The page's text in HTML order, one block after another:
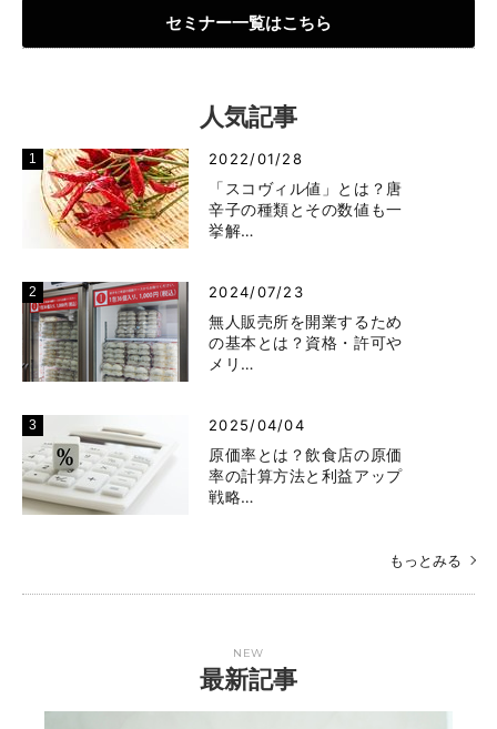
セミナー一覧はこちら
人気記事
2022/01/28
「スコヴィル値」とは？唐
辛子の種類とその数値も一
挙解…
2024/07/23
無人販売所を開業するため
の基本とは？資格・許可や
メリ…
2025/04/04
原価率とは？飲食店の原価
率の計算方法と利益アップ
戦略…
もっとみる
NEW
最新記事